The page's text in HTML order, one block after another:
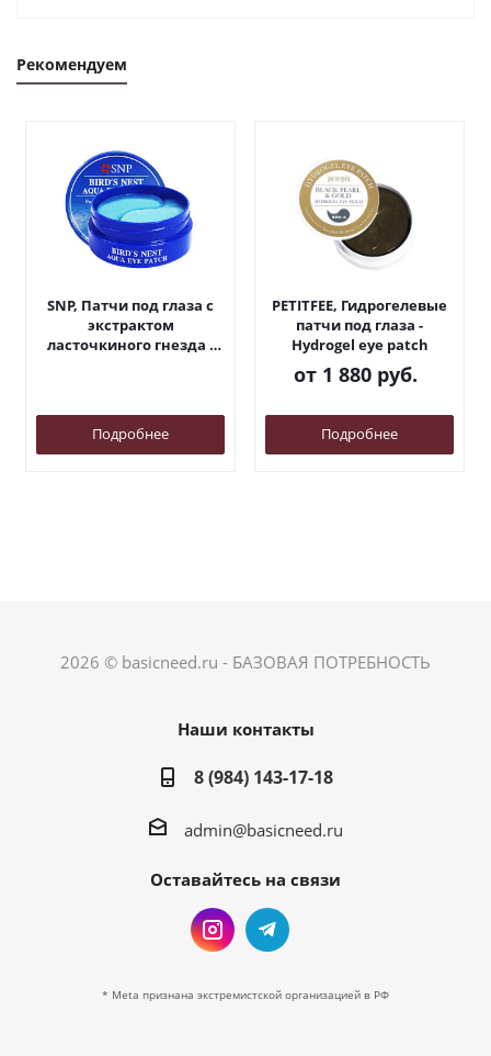
Рекомендуем
SNP, Патчи под глаза с
экстрактом
ласточкиного гнезда -
Подробнее
PETITFEE, Гидрогелевые
патчи под глаза -
Hydrogel eye patch
от 1 880 руб.
Подробнее
2026 © basicneed.ru - БАЗОВАЯ ПОТРЕБНОСТЬ
Наши контакты
8 (984) 143-17-18
admin@basicneed.ru
Оставайтесь на связи
* Meta признана экстремистской организацией в РФ